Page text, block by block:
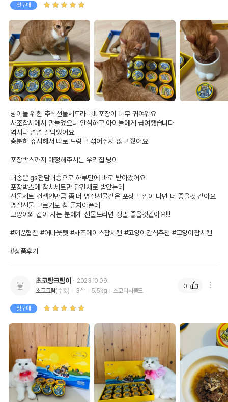
첫구매
냥이들 위한 추석선물세트라니!!! 포장이 너무 귀여워요
사조참치에서 만들었으니 안심하고 아이들에게 급여했습니다
역시나 넘넘 잘먹었어요
충분히 쥬시해서 따로 드링크 섞어주지 않고 줬어요
포장박스까지 애정해주시는 우리집 냥이
배송은 gs전담배송으로 하루만에 바로 받아봤어요
포장박스에 참치세트만 담긴채로 받았는데
선물세트 컨셉인만큼 좀 더 명절선물같은 포장 느낌이 나면 더 좋을것 같아요
명절선물 고르기도 참 골치아픈데
고양이와 같이 사는 분에게 선물드리면 정말 좋을것같아요!!!
#제품협찬 #어바웃펫 #사조에이스참치캔 #고양이간식추천 #고양이참치캔
#상품후기
초코랑크림이
2023.10.09
초코크림(수컷) 3살 5.5kg 스코티시폴드
첫구매
0